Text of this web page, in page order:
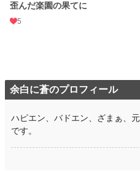
歪んだ楽園の果てに
5
余白に蒼のプロフィール
ハピエン、バドエン、ざまぁ、
です。